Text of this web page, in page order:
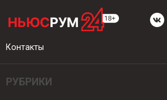
Контакты
РУБРИКИ